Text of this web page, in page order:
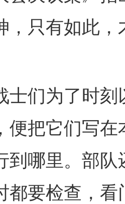
，只有如此
为了时刻
便把它们写
到哪里。部
都要检查，